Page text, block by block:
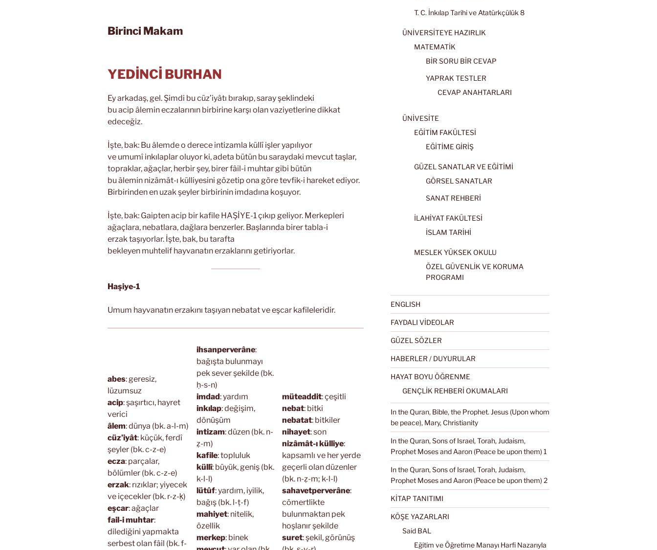
Birinci Makam
YEDİNCİ BURHAN
Ey arkadaş, gel. Şimdi bu cüz’iyâtı bırakıp, saray şeklindeki
bu acip âlemin eczalarının birbirine karşı olan vaziyetlerine dikkat
edeceğiz.
İşte, bak: Bu âlemde o derece intizamla küllî işler yapılıyor
ve umumî inkılaplar oluyor ki, adeta bütün bu saraydaki mevcut taşlar,
topraklar, ağaçlar, herbir şey, birer fâil-i muhtar gibi bütün
bu âlemin nizâmât-ı külliyesini gözetip ona göre tevfik-i hareket ediyor.
Birbirinden en uzak şeyler birbirinin imdadına koşuyor.
İşte, bak: Gaipten acip bir kafile HAŞİYE-1 çıkıp geliyor. Merkepleri
ağaçlara, nebatlara, dağlara benzerler. Başlarında birer tabla-i
erzak taşıyorlar. İşte, bak, bu tarafta
bekleyen muhtelif hayvanatın erzaklarını getiriyorlar.
Haşiye-1
Umum hayvanatın erzakını taşıyan nebatat ve eşcar kafileleridir.
abes: geresiz,
lüzumsuz
acip: şaşırtıcı, hayret
verici
âlem: dünya (bk. a-l-m)
cüz’iyât: küçük, ferdî
şeyler (bk. c-z-e)
ecza: parçalar,
bölümler (bk. c-z-e)
erzak: rızıklar; yiyecek
ve içecekler (bk. r-z-ḳ)
eşcar: ağaçlar
fail-i muhtar:
dilediğini yapmakta
serbest olan fâil (bk. f-
ihsanperverâne:
bağışta bulunmayı
pek sever şekilde (bk.
ḥ-s-n)
imdad: yardım
inkılap: değişim,
dönüşüm
intizam: düzen (bk. n-
ẓ-m)
kafile: topluluk
küllî: büyük, geniş (bk.
k-l-l)
lütûf: yardım, iyilik,
bağış (bk. l-ṭ-f)
mahiyet: nitelik,
özellik
merkep: binek
müteaddit: çeşitli
nebat: bitki
nebatat: bitkiler
nihayet: son
nizâmât-ı külliye:
kapsamlı ve her yerde
geçerli olan düzenler
(bk. n-ẓ-m; k-l-l)
sahavetperverâne:
cömertlikte
bulunmaktan pek
hoşlanır şekilde
suret: şekil, görünüş
T. C. İnkılap Tarihi ve Atatürkçülük 8
ÜNİVERSİTEYE HAZIRLIK
MATEMATİK
BİR SORU BİR CEVAP
YAPRAK TESTLER
CEVAP ANAHTARLARI
ÜNİVESİTE
EĞİTİM FAKÜLTESİ
EĞİTİME GİRİŞ
GÜZEL SANATLAR VE EĞİTİMİ
GÖRSEL SANATLAR
SANAT REHBERİ
İLAHİYAT FAKÜLTESİ
İSLAM TARİHİ
MESLEK YÜKSEK OKULU
ÖZEL GÜVENLİK VE KORUMA
PROGRAMI
ENGLISH
FAYDALI VİDEOLAR
GÜZEL SÖZLER
HABERLER / DUYURULAR
HAYAT BOYU ÖĞRENME
GENÇLİK REHBERİ OKUMALARI
In the Quran, Bible, the Prophet. Jesus (Upon whom
be peace), Mary, Christianity
In the Quran, Sons of Israel, Torah, Judaism,
Prophet Moses and Aaron (Peace be upon them) 1
In the Quran, Sons of Israel, Torah, Judaism,
Prophet Moses and Aaron (Peace be upon them) 2
KİTAP TANITIMI
KÖŞE YAZARLARI
Said BAL
Eğitim ve Öğretime Manayı Harfi Nazarıyla